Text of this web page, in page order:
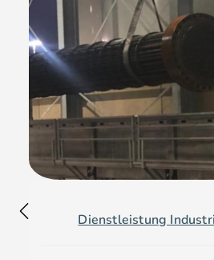
Dienstleistung